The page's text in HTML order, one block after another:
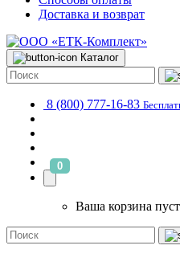
Доставка и возврат
Каталог
8 (800) 777-16-83
0
Ваша корзина